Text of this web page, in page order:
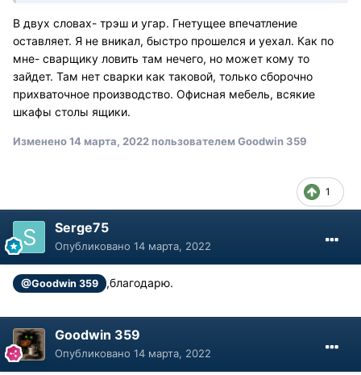
В двух словах- трэш и угар. Гнетущее впечатление
оставляет. Я не вникал, быстро прошелся и уехал. Как по
мне- сварщику ловить там нечего, но может кому то
зайдет. Там нет сварки как таковой, только сборочно
прихваточное производство. Офисная мебель, всякие
шкафы столы ящики.
Изменено14 марта, 2022пользователем Goodwin 359
1
Serge75
Опубликовано 14 марта, 2022
@Goodwin 359 ,благодарю.
Goodwin 359
Опубликовано 14 марта, 2022